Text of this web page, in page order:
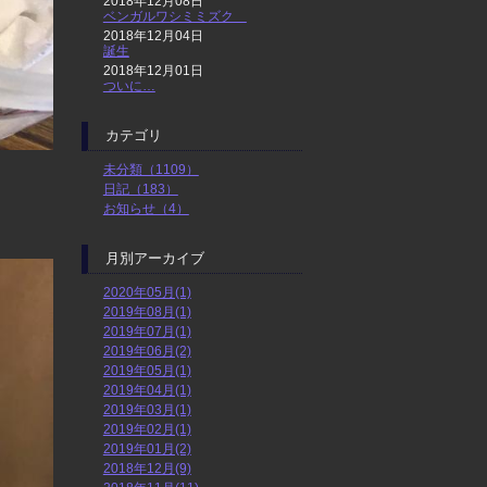
ベンガルワシミミズク
2018年12月04日
誕生
2018年12月01日
ついに…
カテゴリ
未分類（1109）
日記（183）
お知らせ（4）
月別アーカイブ
2020年05月(1)
2019年08月(1)
2019年07月(1)
2019年06月(2)
2019年05月(1)
2019年04月(1)
2019年03月(1)
2019年02月(1)
2019年01月(2)
2018年12月(9)